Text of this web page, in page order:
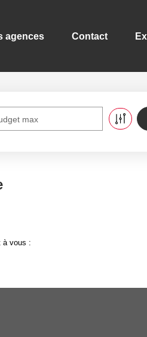
agences Contact
max
à vous :